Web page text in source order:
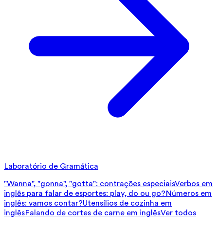
Laboratório de Gramática
"Wanna", "gonna", "gotta": contrações especiaisVerbos em
inglês para falar de esportes: play, do ou go?Números em
inglês: vamos contar?Utensílios de cozinha em
inglêsFalando de cortes de carne em inglêsVer todos